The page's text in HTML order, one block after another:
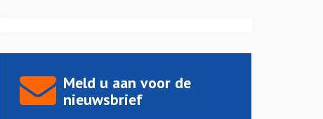
Meld u aan voor de
nieuwsbrief